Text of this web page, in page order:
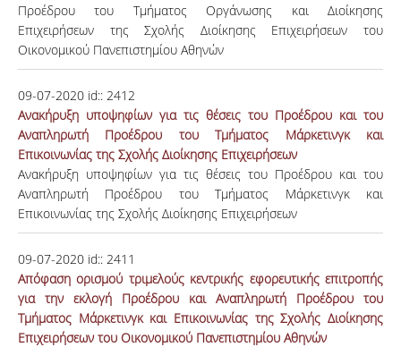
Προέδρου του Τμήματος Οργάνωσης και Διοίκησης
Επιχειρήσεων της Σχολής Διοίκησης Επιχειρήσεων του
Οικονομικού Πανεπιστημίου Αθηνών
09-07-2020 id:: 2412
Ανακήρυξη υποψηφίων για τις θέσεις του Προέδρου και του
Αναπληρωτή Προέδρου του Τμήματος Μάρκετινγκ και
Επικοινωνίας της Σχολής Διοίκησης Επιχειρήσεων
Ανακήρυξη υποψηφίων για τις θέσεις του Προέδρου και του
Αναπληρωτή Προέδρου του Τμήματος Μάρκετινγκ και
Επικοινωνίας της Σχολής Διοίκησης Επιχειρήσεων
09-07-2020 id:: 2411
Απόφαση ορισμού τριμελούς κεντρικής εφορευτικής επιτροπής
για την εκλογή Προέδρου και Αναπληρωτή Προέδρου του
Τμήματος Μάρκετινγκ και Επικοινωνίας της Σχολής Διοίκησης
Επιχειρήσεων του Οικονομικού Πανεπιστημίου Αθηνών